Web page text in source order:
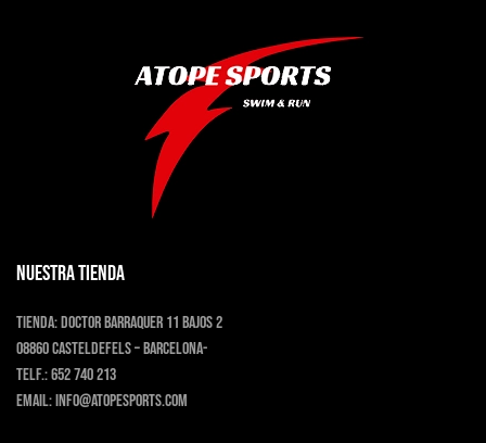
la
de
producto
NUESTRA TIENDA
Tienda:Doctor Barraquer 11 bajos 2
08860 Casteldefels – Barcelona-
Telf.:652 740 213
Email:info@atopesports.com